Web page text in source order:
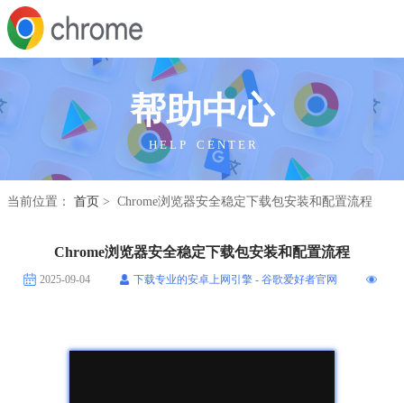
帮助中心
H E L P C E N T E R
当前位置： 首页 > Chrome浏览器安全稳定下载包安装和配置流程
Chrome浏览器安全稳定下载包安装和配置流程
2025-09-04 下载专业的安卓上网引擎 - 谷歌爱好者官网